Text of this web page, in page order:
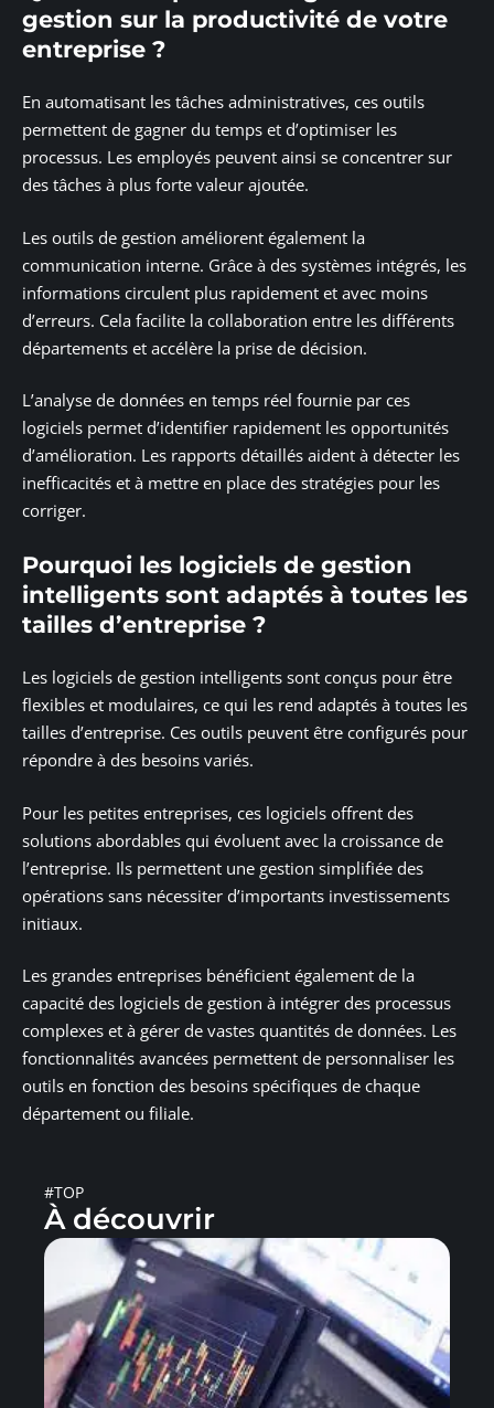
gestion sur la productivité de votre
entreprise ?
En automatisant les tâches administratives, ces outils
permettent de gagner du temps et d’optimiser les
processus. Les employés peuvent ainsi se concentrer sur
des tâches à plus forte valeur ajoutée.
Les outils de gestion améliorent également la
communication interne. Grâce à des systèmes intégrés, les
informations circulent plus rapidement et avec moins
d’erreurs. Cela facilite la collaboration entre les différents
départements et accélère la prise de décision.
L’analyse de données en temps réel fournie par ces
logiciels permet d’identifier rapidement les opportunités
d’amélioration. Les rapports détaillés aident à détecter les
inefficacités et à mettre en place des stratégies pour les
corriger.
Pourquoi les logiciels de gestion
intelligents sont adaptés à toutes les
tailles d’entreprise ?
Les logiciels de gestion intelligents sont conçus pour être
flexibles et modulaires, ce qui les rend adaptés à toutes les
tailles d’entreprise. Ces outils peuvent être configurés pour
répondre à des besoins variés.
Pour les petites entreprises, ces logiciels offrent des
solutions abordables qui évoluent avec la croissance de
l’entreprise. Ils permettent une gestion simplifiée des
opérations sans nécessiter d’importants investissements
initiaux.
Les grandes entreprises bénéficient également de la
capacité des logiciels de gestion à intégrer des processus
complexes et à gérer de vastes quantités de données. Les
fonctionnalités avancées permettent de personnaliser les
outils en fonction des besoins spécifiques de chaque
département ou filiale.
#TOP
À découvrir